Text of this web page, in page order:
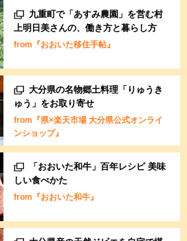
九重町で「あすみ農園」を営む村
上明日美さんの、働き方と暮らし方
from『おおいた移住手帖』
大分県の名物郷土料理「りゅうき
ゅう」をお取り寄せ
from『県×楽天市場 大分県公式オンライ
ンショップ』
「おおいた和牛」百年レシピ 美味
しい食べかた
from『おおいた和牛』